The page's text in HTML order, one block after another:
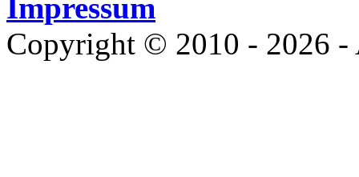
Impressum
Copyright © 2010 - 2026 -